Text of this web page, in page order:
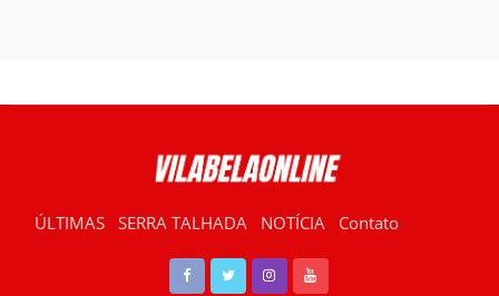
ÚLTIMAS SERRA TALHADA NOTÍCIA Contato